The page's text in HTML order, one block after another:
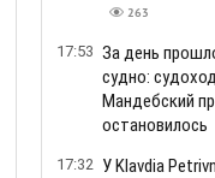
263
17:53 За день
судно:
Мандебский
остановилось
17:32 У Klavdia